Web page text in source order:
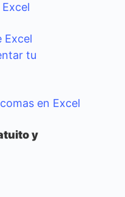
Excel
tu
en Excel
y